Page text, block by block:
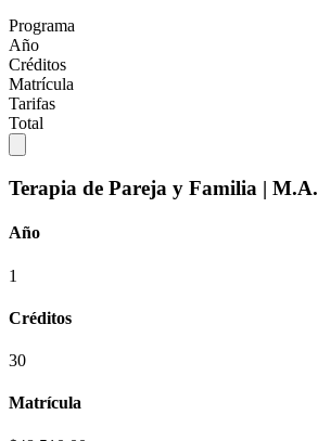
Programa
Año
Créditos
Matrícula
Tarifas
Total
Terapia de Pareja y Familia | M.A.
Año
1
Créditos
30
Matrícula